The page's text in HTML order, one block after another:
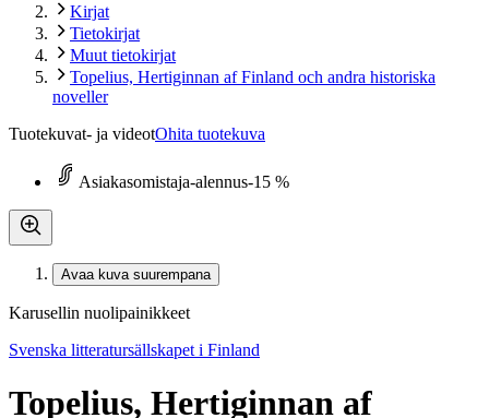
Kirjat
Tietokirjat
Muut tietokirjat
Topelius, Hertiginnan af Finland och andra historiska
noveller
Tuotekuvat- ja videotOhita tuotekuva
Asiakasomistaja-alennus-15 %
Avaa kuva suurempana
Karusellin nuolipainikkeet
Svenska litteratursällskapet i Finland
Topelius, Hertiginnan af